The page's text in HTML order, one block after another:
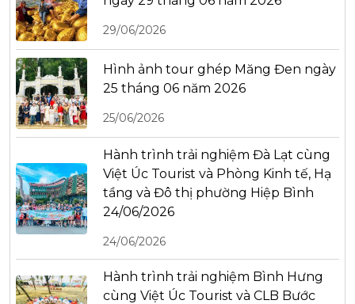
29/06/2026
Hình ảnh tour ghép Măng Đen ngày
25 tháng 06 năm 2026
25/06/2026
Hành trình trải nghiệm Đà Lạt cùng
Việt Úc Tourist và Phòng Kinh tế, Hạ
tầng và Đô thị phường Hiệp Bình
24/06/2026
24/06/2026
Hành trình trải nghiệm Bình Hưng
cùng Việt Úc Tourist và CLB Bước